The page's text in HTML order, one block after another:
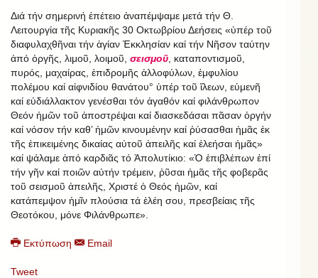
Διά τήν σημερινή ἐπέτειο ἀναπέμψαμε μετά τήν Θ.
Λειτουργία τῆς Κυριακῆς 30 Οκτωβρίου Δεήσεις «ὑπέρ τοῦ
διαφυλαχθῆναι τήν ἁγίαν Ἐκκλησίαν καί τήν Νῆσον ταύτην
ἀπό ὀργῆς, λιμοῦ, λοιμοῦ, σεισμοῦ , καταποντισμοῦ,
πυρός, μαχαίρας, ἐπιδρομῆς ἀλλοφύλων, ἐμφυλίου
πολέμου καί αἰφνιδίου θανάτου° ὑπέρ τοῦ ἵλεων, εὐμενῆ
καί εὐδιάλλακτον γενέσθαι τόν ἀγαθόν καί φιλάνθρωπον
Θεόν ἡμῶν τοῦ ἀποστρέψαι καί διασκεδάσαι πᾶσαν ὀργήν
καί νόσον τήν καθ’ ἡμῶν κινουμένην καί ῥύσασθαι ἡμᾶς ἐκ
τῆς ἐπικειμένης δικαίας αὐτοῦ ἀπειλῆς καί ἐλεήσαι ἡμᾶς»
καί ψάλαμε ἀπό καρδιᾶς τό Ἀπολυτίκιο: «Ὁ ἐπιβλέπων ἐπί
τήν γῆν καί ποιῶν αὐτήν τρέμειν, ῥῦσαι ἡμᾶς τῆς φοβερᾶς
τοῦ σεισμοῦ ἀπειλῆς, Χριστέ ὁ Θεός ἡμῶν, καί
κατάπεμψον ἡμῖν πλούσια τά ἐλέη σου, πρεσβείαις τῆς
Θεοτόκου, μόνε Φιλάνθρωπε».
Εκτύπωση Email
Tweet